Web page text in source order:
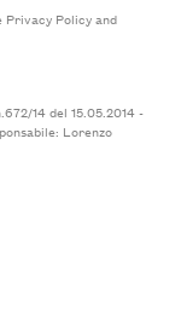
Privacy Policyand
14 del 15.05.2014 -
Lorenzo